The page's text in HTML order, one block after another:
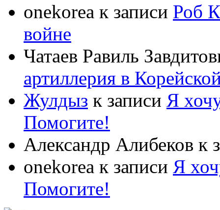
onekorea к записи Роб
войне
Чатаев Равиль
артиллерия в
Жулдыз к записи Я
Помогите!
Александр Алибеков к
onekorea к записи Я
Помогите!